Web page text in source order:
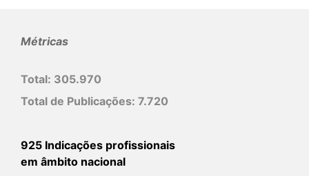
Métricas
Total: 305.970
Total de Publicações: 7.720
925 Indicações profissionais
em âmbito nacional